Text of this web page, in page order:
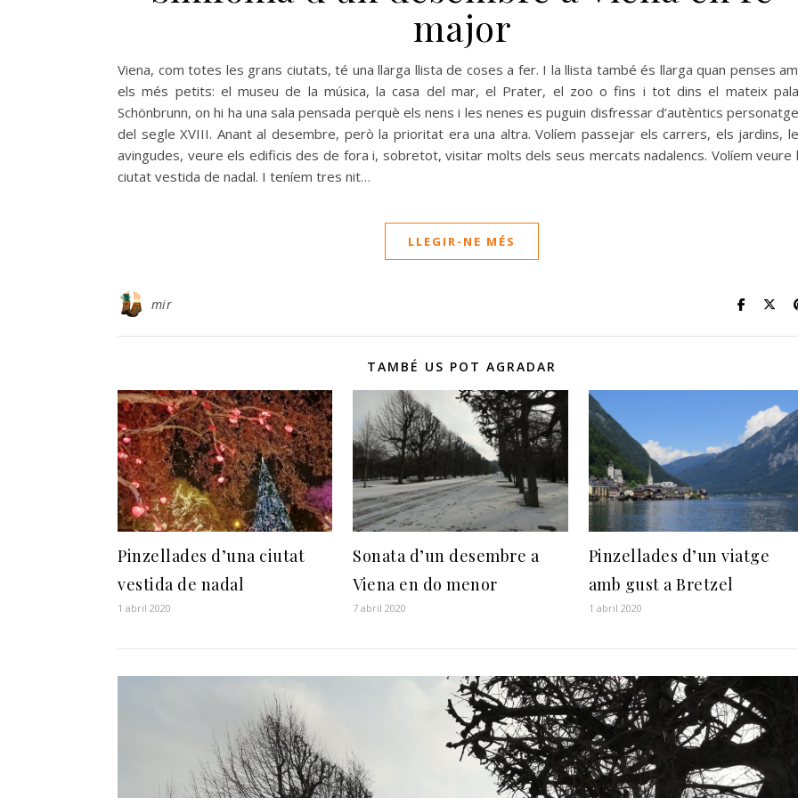
major
Viena, com totes les grans ciutats, té una llarga llista de coses a fer. I la llista també és llarga quan penses
els més petits: el museu de la música, la casa del mar, el Prater, el zoo o fins i tot dins el mateix
Schönbrunn, on hi ha una sala pensada perquè els nens i les nenes es puguin disfressar d’autèntics
del segle XVIII. Anant al desembre, però la prioritat era una altra. Volíem passejar els carrers, els jardins,
avingudes, veure els edificis des de fora i, sobretot, visitar molts dels seus mercats nadalencs. Volíem veure
ciutat vestida de nadal. I teníem tres nit…
LLEGIR-NE MÉS
mir
TAMBÉ US POT AGRADAR
Pinzellades d’una ciutat
vestida de nadal
1 abril 2020
Sonata d’un desembre a
Viena en do menor
7 abril 2020
Pinzellades d’un viatge
amb gust a Bretzel
1 abril 2020